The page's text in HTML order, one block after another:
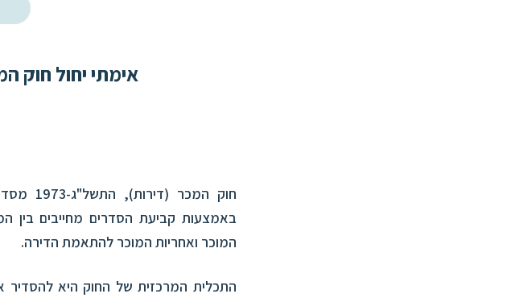
אימתי יחול חוק
חוק
באמצעות קביעת הסדרים מחייבים בין
המוכר ואחריות המוכר להתאמת הדירה.
התכלית המרכזית של החוק היא להסדיר